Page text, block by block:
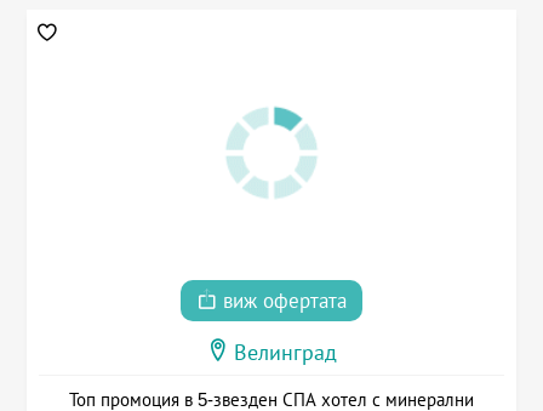
виж офертата
Велинград
Топ промоция в 5-звезден СПА хотел с минерални